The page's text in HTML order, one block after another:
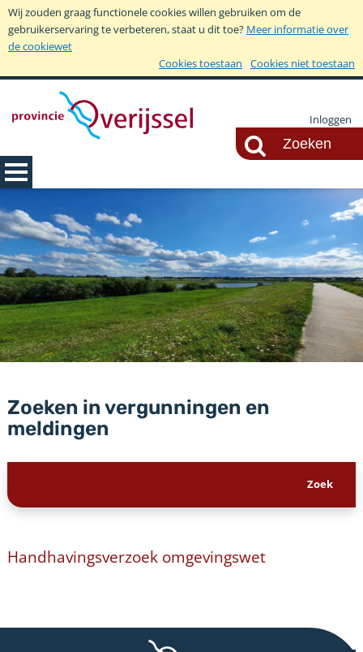
Wij zouden graag functionele cookies willen gebruiken om de
gebruikerservaring te verbeteren, staat u dit toe? Meer informatie over
de cookiewet
Cookies toestaan
Cookies niet toestaan
Inloggen
Zoeken in vergunningen en
meldingen
Handhavingsverzoek omgevingswet